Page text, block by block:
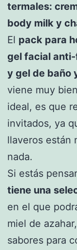
termales:
body milk y
El pack para
gel facial
y gel de baño
viene muy
ideal, es que
invitados, ya
llaveros están
nada.
Si estás
tiene una
en el que
miel de
sabores para